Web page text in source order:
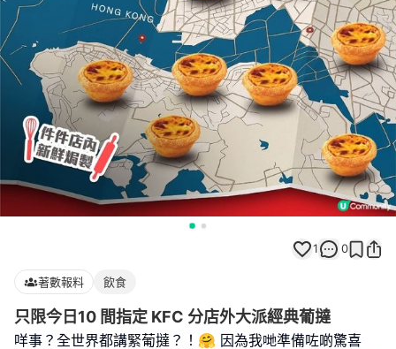
1 0
著數報料 飲食
只限今日10 間指定 KFC 分店外大派經典葡撻
咩事？全世界都講緊葡撻？！🤗 因為我哋準備咗啲驚喜